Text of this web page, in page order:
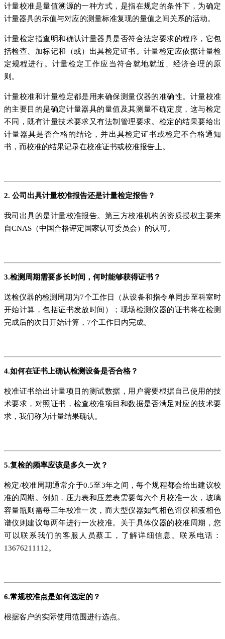
计量校准是量值溯源的一种方式，是指在规定的条件下，为确定
计量器具的示值与对应的测量标准复现的量值之间关系的活动。
计量检定指查明和确认计量器具是否符合法定要求的程序，它包
括检查、加标记和（或）出具检定证书。计量检定应依据计量检
定规程进行。计量检定工作应当符合就地就近、经济合理的原
则。
计量校准和计量检定都是用来确保测量仪器的准确性。计量校准
的主要目的是确定计量器具的量值及其测量不确定度，这与检定
不同，既有计量技术要求又有法制管理要求。检定的结果要给出
计量器具是否合格的结论，并出具检定证书或检定不合格通知
书，而校准的结果记录在校准证书或校准报告上。
2. 公司出具计量校准报告还是计量检定报告？
我司出具的是计量校准报告。第三方校准机构的资质授权主要来
自CNAS（中国合格评定国家认可委员会）的认可。
3.检测周期需要多长时间，何时能够获得证书？
送检仪器的检测周期为7个工作日（从设备和指令单同步至科室时
开始计算，包括证书发放时间）；现场检测仪器的证书将在检测
完成后的次日开始计算，7个工作日内完成。
4.如何在证书上确认检测设备是否合格？
校准证书给出计量项目的测试数据，用户需要根据自己使用的技
术要求，对照证书，检查校准项目和数据是否满足对应的技术要
求，我们称为计量结果确认。
5.复检的频率应该是多久一次？
检定/校准周期通常介于0.5至3年之间，每个规程都会给出建议校
准的周期。例如，压力表和压差表需要每六个月校准一次，玻璃
容量瓶则需每三年校准一次，而大型仪器如气相色谱仪和液相色
谱仪则建议每两年进行一次校准。关于具体仪器的校准周期，您
可以联系我们的客服人员蔡工，了解详细信息。联系电话：
13676211112。
6.常规校准点是如何选定的？
根据客户的实际使用范围进行选点。